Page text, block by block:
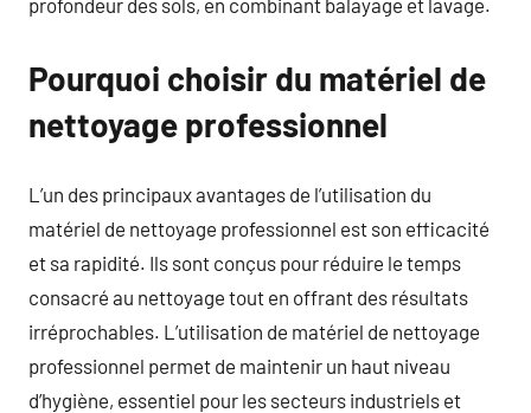
Pourquoi choisir du matériel de
nettoyage professionnel
L’un des principaux avantages de l’utilisation du
matériel de nettoyage professionnel est son efficacité
et sa rapidité. Ils sont conçus pour réduire le temps
consacré au nettoyage tout en offrant des résultats
irréprochables. L’utilisation de matériel de nettoyage
professionnel permet de maintenir un haut niveau
d’hygiène, essentiel pour les secteurs industriels et